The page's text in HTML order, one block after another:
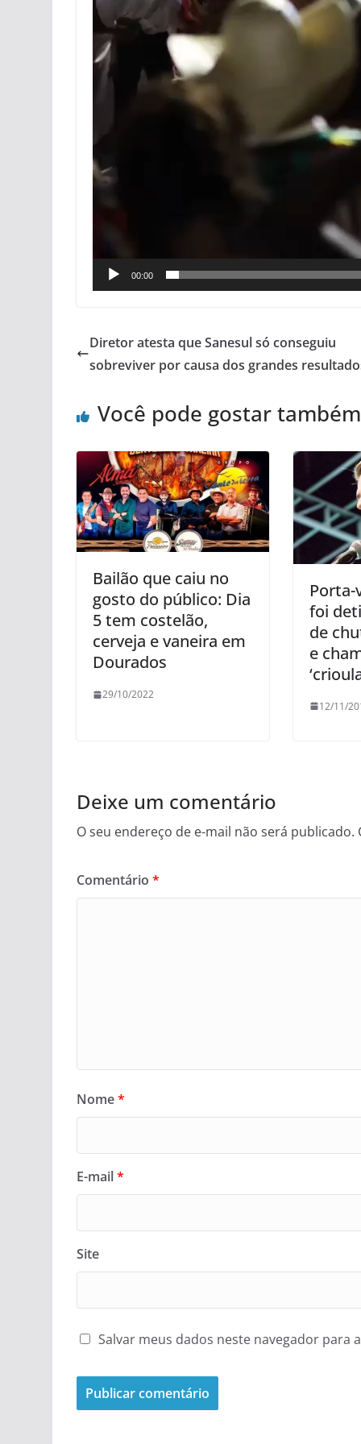
00:00
Diretor atesta que Sanesul só conseguiu
sobreviver por causa dos grandes
Você pode gostar também
Bailão que caiu no
gosto do público: Dia
5 tem costelão,
cerveja e vaneira em
Dourados
29/10/2022
Porta-
foi
de
e
12/11/
Deixe um comentário
O seu endereço de e-mail não será publicado.
Comentário *
Nome*
E-mail*
Site
Salvar meus dados neste navegador para